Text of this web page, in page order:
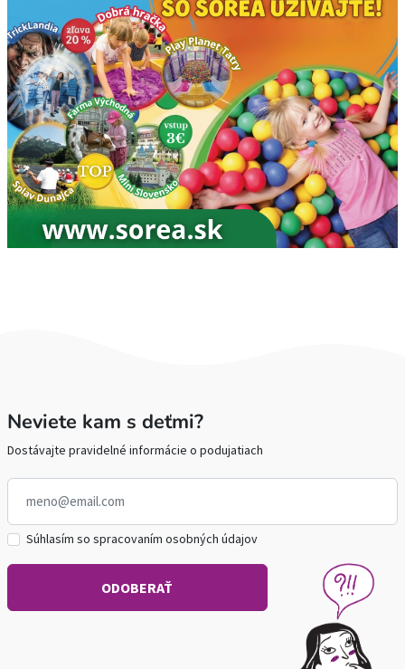
Neviete kam s deťmi?
Dostávajte pravidelné informácie o podujatiach
Súhlasím so spracovaním osobných údajov